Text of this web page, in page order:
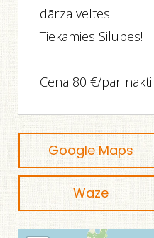
dārza veltes.
Tiekamies Silupēs!
Cena 80 €/par nakti.
Google Maps
Waze